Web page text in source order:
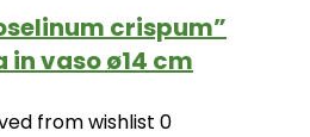
crispum”
vaso ø14 cm
from wishlist 0